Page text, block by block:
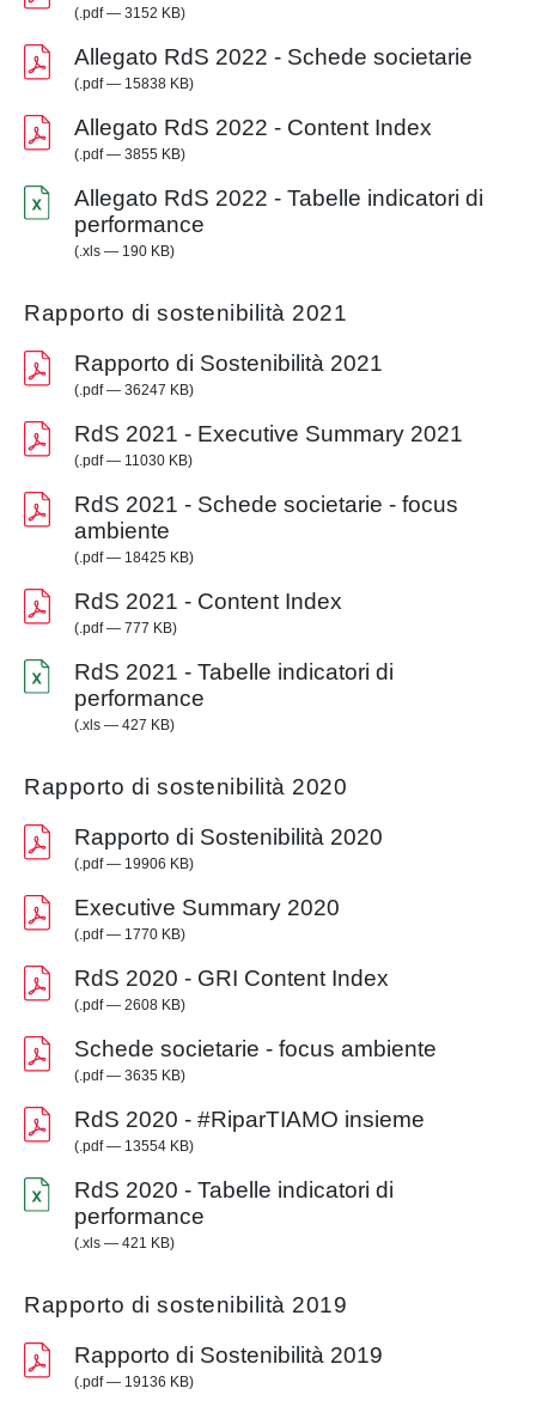
(.pdf — 3152 KB)
Allegato RdS 2022 - Schede societarie
(.pdf — 15838 KB)
Allegato RdS 2022 - Content Index
(.pdf — 3855 KB)
Allegato RdS 2022 - Tabelle indicatori di
performance
(.xls — 190 KB)
Rapporto di sostenibilità 2021
Rapporto di Sostenibilità 2021
(.pdf — 36247 KB)
RdS 2021 - Executive Summary 2021
(.pdf — 11030 KB)
RdS 2021 - Schede societarie - focus
ambiente
(.pdf — 18425 KB)
RdS 2021 - Content Index
(.pdf — 777 KB)
RdS 2021 - Tabelle indicatori di
performance
(.xls — 427 KB)
Rapporto di sostenibilità 2020
Rapporto di Sostenibilità 2020
(.pdf — 19906 KB)
Executive Summary 2020
(.pdf — 1770 KB)
RdS 2020 - GRI Content Index
(.pdf — 2608 KB)
Schede societarie - focus ambiente
(.pdf — 3635 KB)
RdS 2020 - #RiparTIAMO insieme
(.pdf — 13554 KB)
RdS 2020 - Tabelle indicatori di
performance
(.xls — 421 KB)
Rapporto di sostenibilità 2019
Rapporto di Sostenibilità 2019
(.pdf — 19136 KB)